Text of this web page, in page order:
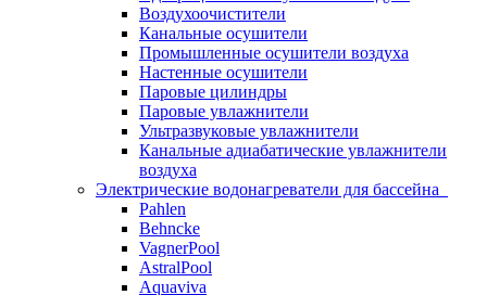
Воздухоочистители
Канальные осушители
Промышленные осушители воздуха
Настенные осушители
Паровые цилиндры
Паровые увлажнители
Ультразвуковые увлажнители
Канальные адиабатические увлажнители
воздуха
Электрические водонагреватели для бассейна
Pahlen
Behncke
VagnerPool
AstralPool
Aquaviva